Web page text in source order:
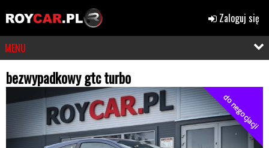
Zaloguj się
MENU
bezwypadkowy gtc turbo
do negocjacji